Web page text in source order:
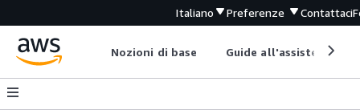
Italiano Preferenze Contattaci
Nozioni di base Guide all'assistenza